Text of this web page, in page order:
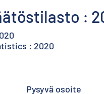
:
: 2020
Pysyvä osoite